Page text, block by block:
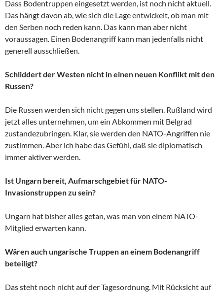
Dass Bodentruppen eingesetzt werden, ist noch nicht aktuell.
Das hängt davon ab, wie sich die Lage entwickelt, ob man mit
den Serben noch reden kann. Das kann man aber nicht
voraussagen. Einen Bodenangriff kann man jedenfalls nicht
generell ausschließen.
Schliddert der Westen nicht in einen neuen Konflikt mit den
Russen?
Die Russen werden sich nicht gegen uns stellen. Rußland wird
jetzt alles unternehmen, um ein Abkommen mit Belgrad
zustandezubringen. Klar, sie werden den NATO-Angriffen nie
zustimmen. Aber ich habe das Gefühl, daß sie diplomatisch
immer aktiver werden.
Ist Ungarn bereit, Aufmarschgebiet für NATO-
Invasionstruppen zu sein?
Ungarn hat bisher alles getan, was man von einem NATO-
Mitglied erwarten kann.
Wären auch ungarische Truppen an einem Bodenangriff
beteiligt?
Das steht noch nicht auf der Tagesordnung. Mit Rücksicht auf